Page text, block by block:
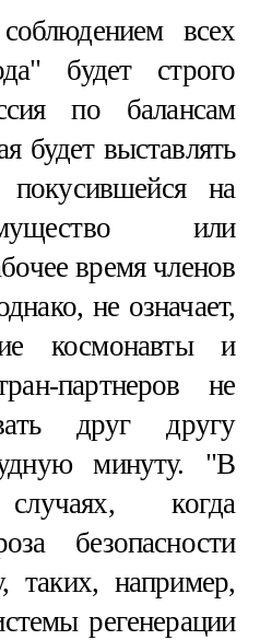
всех
будет строго
по балансам
будет выставлять
покусившейся на
или
время членов
не означает,
космонавты и
партнеров не
друг другу
минуту. "В
когда
безопасности
таких, например,
регенерации